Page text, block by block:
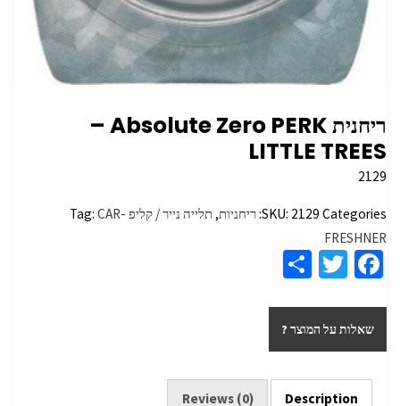
ריחנית PERK‏ Absolute Zero –
2129
SKU: 2129 Categories: ריחניות, תלייה נייר / קליפ Tag: CAR-
FRESHNER
Fa
b
o
o
T
tt
er
ar
e
שאלות על המוצר ?
Description
Reviews (0)